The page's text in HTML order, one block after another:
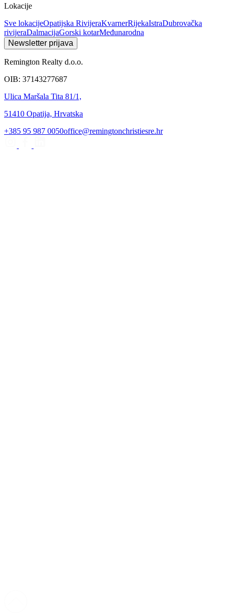
Lokacije
Sve lokacijeOpatijska RivijeraKvarnerRijekaIstraDubrovačka
rivijeraDalmacijaGorski kotarMeđunarodna
Newsletter prijava
Remington Realty d.o.o.
OIB: 37143277687
Ulica Maršala Tita 81/1,
51410 Opatija, Hrvatska
+385 95 987 0050office@remingtonchristiesre.hr